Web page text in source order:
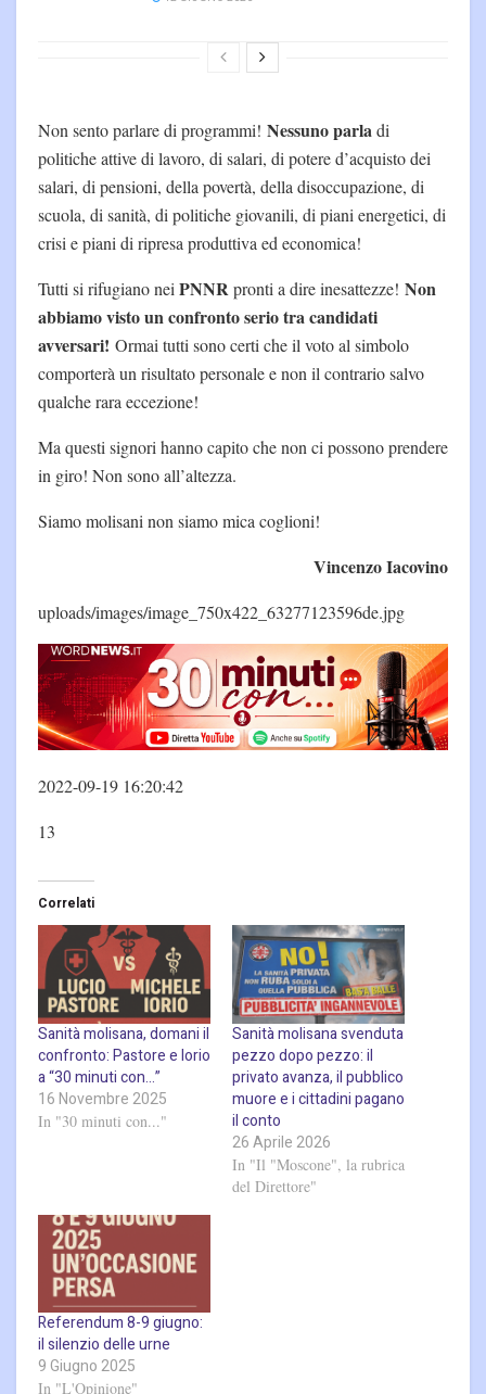
Non sento parlare di programmi! Nessuno parladi
politiche attive di lavoro, di salari, di potere d’acquisto dei
salari, di pensioni, della povertà, della disoccupazione, di
scuola, di sanità, di politiche giovanili, di piani energetici, di
crisi e piani di ripresa produttiva ed economica!
Tutti si rifugiano nei PNNRpronti a dire inesattezze! Non
abbiamo visto un confronto serio tra candidati
avversari! Ormai tutti sono certi che il voto al simbolo
comporterà un risultato personale e non il contrario salvo
qualche rara eccezione!
Ma questi signori hanno capito che non ci possono prendere
in giro! Non sono all’altezza.
Siamo molisani non siamo mica coglioni!
Vincenzo Iacovino
uploads/images/image_750x422_63277123596de.jpg
2022-09-19 16:20:42
13
Correlati
Sanità molisana, domani il
confronto: Pastore e Iorio
a “30 minuti con…”
16 Novembre 2025
In "30 minuti con..."
Sanità molisana svenduta
pezzo dopo pezzo: il
privato avanza, il pubblico
muore e i cittadini pagano
il conto
26 Aprile 2026
In "Il "Moscone", la rubrica
del Direttore"
Referendum 8-9 giugno:
il silenzio delle urne
9 Giugno 2025
In "L'Opinione"